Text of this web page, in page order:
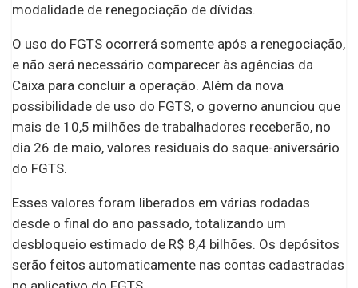
modalidade de renegociação de dívidas.
O uso do FGTS ocorrerá somente após a renegociação,
e não será necessário comparecer às agências da
Caixa para concluir a operação. Além da nova
possibilidade de uso do FGTS, o governo anunciou que
mais de 10,5 milhões de trabalhadores receberão, no
dia 26 de maio, valores residuais do saque-aniversário
do FGTS.
Esses valores foram liberados em várias rodadas
desde o final do ano passado, totalizando um
desbloqueio estimado de R$ 8,4 bilhões. Os depósitos
serão feitos automaticamente nas contas cadastradas